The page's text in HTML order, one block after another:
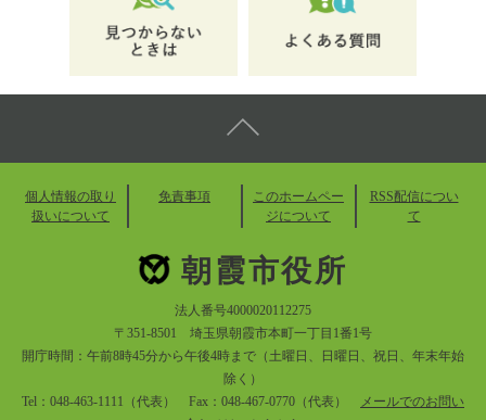
個人情報の取り
扱いについて
免責事項
このホームペー
ジについて
RSS配信につい
て
朝霞市役所
法人番号4000020112275
〒351-8501 埼玉県朝霞市本町一丁目1番1号
開庁時間：午前8時45分から午後4時まで（土曜日、日曜日、祝日、年末年始
除く）
Tel：048-463-1111（代表） Fax：048-467-0770（代表）
メールでのお問い